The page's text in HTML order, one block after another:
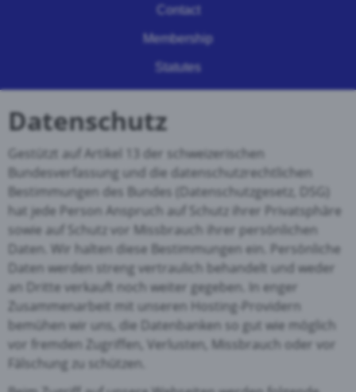
Contact
Membership
Statutes
Datenschutz
Gestützt auf Artikel 13 der schweizerischen
Bundesverfassung und die datenschutzrechtlichen
Bestimmungen des Bundes (Datenschutzgesetz, DSG)
hat jede Person Anspruch auf Schutz ihrer Privatsphäre
sowie auf Schutz vor Missbrauch ihrer persönlichen
Daten. Wir halten diese Bestimmungen ein. Persönliche
Daten werden streng vertraulich behandelt und weder
an Dritte verkauft noch weiter gegeben.
In enger
Zusammenarbeit mit unseren Hosting-Providern
bemühen wir uns, die Datenbanken so gut wie möglich
vor fremden Zugriffen, Verlusten, Missbrauch oder vor
Fälschung zu schützen.